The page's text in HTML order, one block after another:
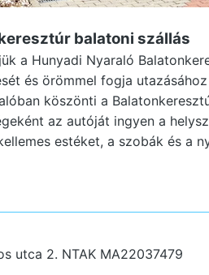
balatoni szállás
a Hunyadi Nyaraló
és örömmel fogja
köszönti a
az autóját ingyen a
estéket, a szobák és a
utca 2. NTAK MA22037479